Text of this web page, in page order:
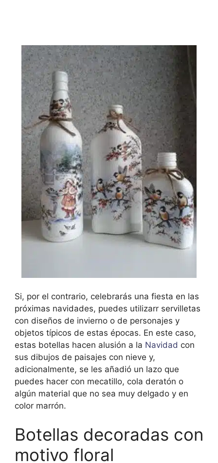
Si, por el contrario, celebrarás una fiesta en las
próximas navidades, puedes utilizarr servilletas
con diseños de invierno o de personajes y
objetos típicos de estas épocas. En este caso,
estas botellas hacen alusión a la Navidad con
sus dibujos de paisajes con nieve y,
adicionalmente, se les añadió un lazo que
puedes hacer con mecatillo, cola deratón o
algún material que no sea muy delgado y en
color marrón.
Botellas decoradas con
motivo floral